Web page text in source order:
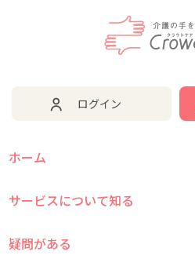
ログイン
ホーム
サービスについて知る
疑問がある